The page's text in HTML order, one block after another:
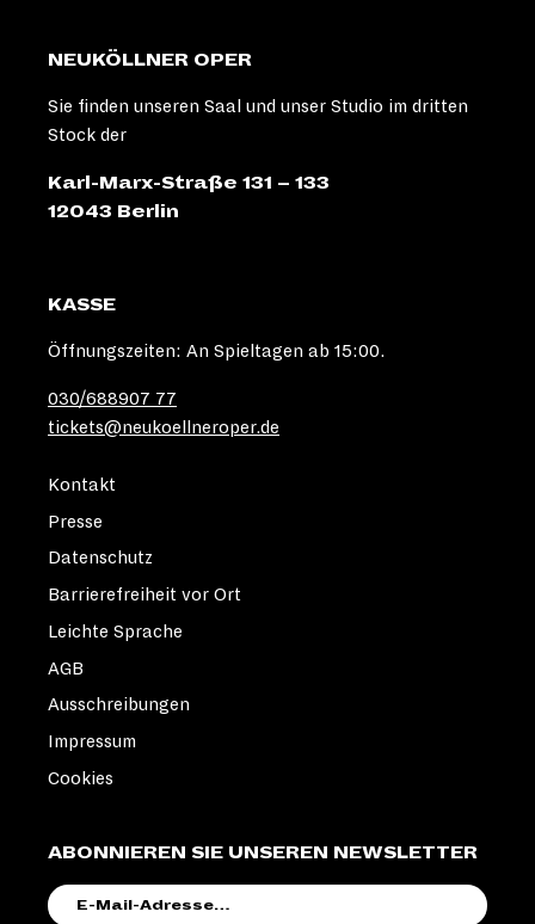
NEUKÖLLNER OPER
Sie finden unseren Saal und unser Studio im dritten
Stock der
Karl-Marx-Straße 131 – 133
12043 Berlin
KASSE
Öffnungszeiten: An Spieltagen ab 15:00.
030/688907 77
tickets@neukoellneroper.de
ABONNIEREN SIE UNSEREN NEWSLETTER
MAIL-
Kontakt
Presse
Datenschutz
Barrierefreiheit vor Ort
Leichte Sprache
AGB
Ausschreibungen
Impressum
Cookies